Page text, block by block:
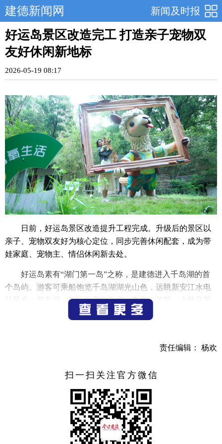
新闻及时报
建德新闻网
好运岛景区改造完工 打造亲子宠物双
友好休闲新地标
2026-05-19 08:17
日前，好运岛景区改造提升工程完成。升级后的景区以
亲子、宠物双友好为核心定位，同步完善休闲配套，成为带
娃家庭、宠物主、情侣休闲新去处。
好运岛素有“湖门第一岛”之称，是建德进入千岛湖的首
个岛屿。游客可乘船饱览千岛湖湖光山色，远眺新安江水电
站风光；登岛后，能近距离与孔雀、鹦鹉、羊驼、小矮马等
萌宠互动，还可打卡好运阁、瑶台仙境、瑶台天梯等自然景
此次改造在保留原有景点基础上，新增luckgo主题营地，
确了宠物入园规范，兼顾游玩体验与公共安全，让不同需求
如今好运岛全新亮相，舒适的游玩体验让不少游客点
赞。游客许国凤说：“这次特意带着狗狗过来玩一玩，狗狗玩
得很开心，我们也挺开心的，还呼吸了新鲜空气，挺好的。”
责任编辑： 杨欢
扫一扫关注官方微信